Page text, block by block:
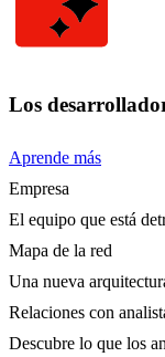
Los
Aprende más
Empresa
El equipo que está
Mapa de la red
Una nueva
Relaciones con
Descubre lo que los